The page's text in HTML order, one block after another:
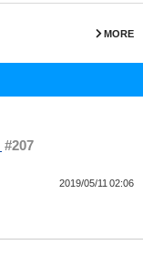
MORE
#207
2019/05/11 02:06